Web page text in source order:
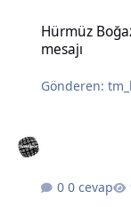
Hürmüz
mesajı
Gönderen:
0 cevap